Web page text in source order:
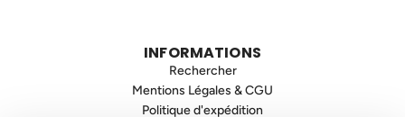
INFORMATIONS
Rechercher
Mentions Légales & CGU
Politique d'expédition